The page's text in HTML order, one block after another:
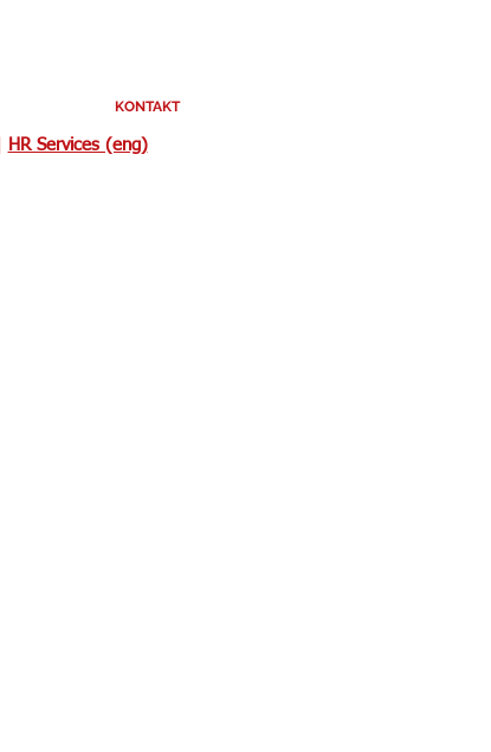
KONTAKT
HR Services (eng)